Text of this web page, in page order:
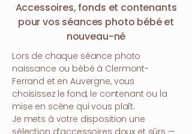
Accessoires, fonds et contenants
pour vos séances photo bébé et
nouveau-né
Lors de chaque séance photo
naissance ou bébé à Clermont-
Ferrand et en Auvergne, vous
choisissez le fond, le contenant ou la
mise en scène qui vous plaît.
Je mets à votre disposition une
sélection d’accessoires doux et sûrs —